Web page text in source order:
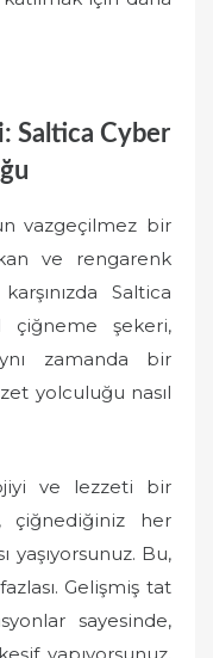
Saltica Cyber
vazgeçilmez bir
ve rengarenk
Saltica
çiğneme şekeri,
zamanda bir
yolculuğu nasıl
ve lezzeti bir
çiğnediğiniz her
yaşıyorsunuz. Bu,
Gelişmiş tat
sayesinde,
yapıyorsunuz.